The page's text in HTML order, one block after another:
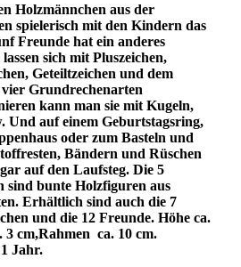
Holzmännchen aus der
spielerisch mit den Kindern das
Freunde hat ein anderes
sich mit Pluszeichen,
Geteiltzeichen und dem
vier Grundrechenarten
kann man sie mit Kugeln,
Und auf einem Geburtstagsring,
oder zum Basteln und
Bändern und Rüschen
auf den Laufsteg. Die 5
sind bunte Holzfiguren aus
Erhältlich sind auch die 7
und die 12 Freunde. Höhe ca.
3 cm,Rahmen ca. 10 cm.
Jahr.